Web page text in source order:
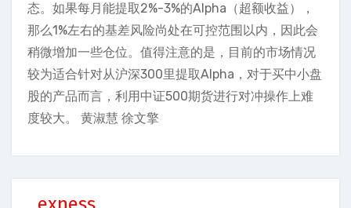
态。如果每月能提取2%-3%的Alpha（超额收益），
那么1%左右的基差风险尚处在可控范围以内，因此会
稍微增加一些仓位。值得注意的是，目前的市场情况
较为适合针对从沪深300里提取Alpha，对于买中小盘
股的产品而言，利用中证500期货进行对冲操作上难
度较大。 黄淑慧 徐文擎